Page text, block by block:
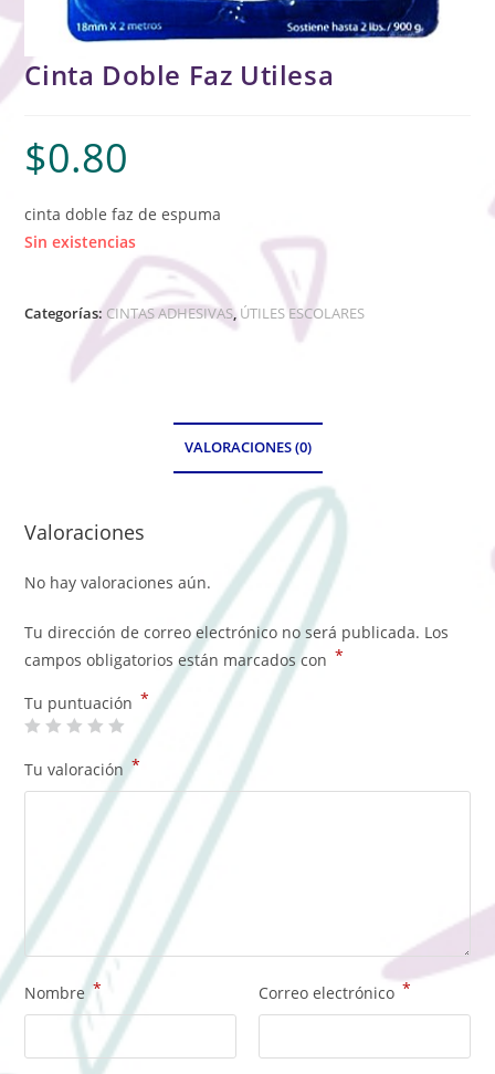
Cinta Doble Faz Utilesa
$0.80
cinta doble faz de espuma
Sin existencias
Categorías: CINTAS ADHESIVAS, ÚTILES ESCOLARES
VALORACIONES (0)
Valoraciones
No hay valoraciones aún.
Tu dirección de correo electrónico no será publicada. Los
campos obligatorios están marcados con *
Tu puntuación *
Tu valoración *
Nombre* Correo electrónico *